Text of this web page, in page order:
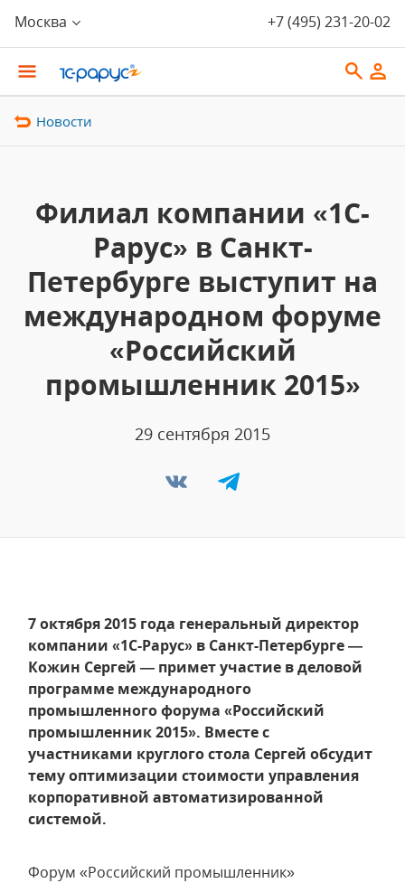
Москва +7 (495) 231-20-02
Новости
Филиал компании «1С-
Рарус» в Санкт-
Петербурге выступит на
международном форуме
«Российский
промышленник 2015»
29 сентября 2015
7 октября 2015 года генеральный директор
компании «1С-Рарус» в Санкт-Петербурге —
Кожин Сергей — примет участие в деловой
программе международного
промышленного форума «Российский
промышленник 2015». Вместе с
участниками круглого стола Сергей обсудит
тему оптимизации стоимости управления
корпоративной автоматизированной
системой.
Форум «Российский промышленник»